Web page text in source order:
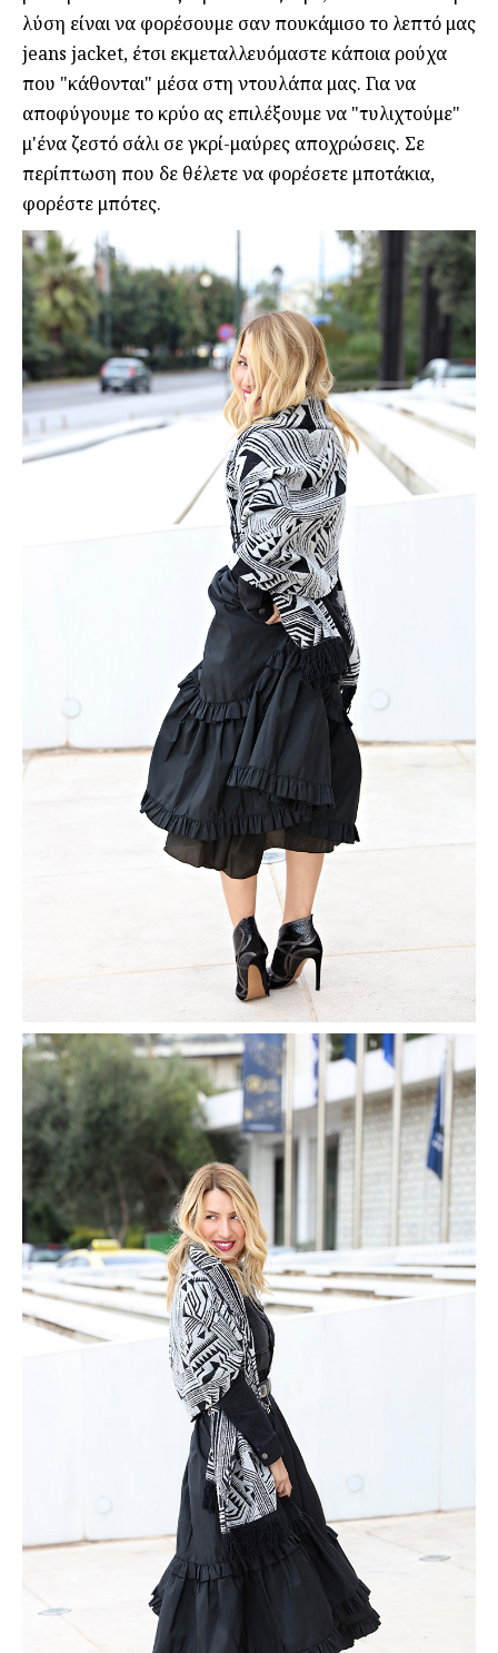
λύση είναι να φορέσουμε σαν πουκάμισο το λεπτό μας
jeans jacket, έτσι εκμεταλλευόμαστε κάποια ρούχα
που "κάθονται" μέσα στη ντουλάπα μας. Για να
αποφύγουμε το κρύο ας επιλέξουμε να "τυλιχτούμε"
μ'ένα ζεστό σάλι σε γκρί-μαύρες αποχρώσεις. Σε
περίπτωση που δε θέλετε να φορέσετε μποτάκια,
φορέστε μπότες.